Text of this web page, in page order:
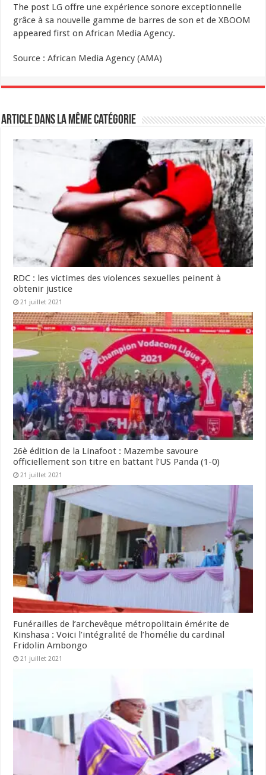
The post LG offre une expérience sonore exceptionnelle
grâce à sa nouvelle gamme de barres de son et de XBOOM
appeared first onAfrican Media Agency.
Source : African Media Agency (AMA)
Article dans la même catégorie
RDC : les victimes des violences sexuelles peinent à
obtenir justice
21 juillet 2021
26è édition de la Linafoot : Mazembe savoure
officiellement son titre en battant l’US Panda (1-0)
21 juillet 2021
Funérailles de l’archevêque métropolitain émérite de
Kinshasa : Voici l’intégralité de l’homélie du cardinal
Fridolin Ambongo
21 juillet 2021